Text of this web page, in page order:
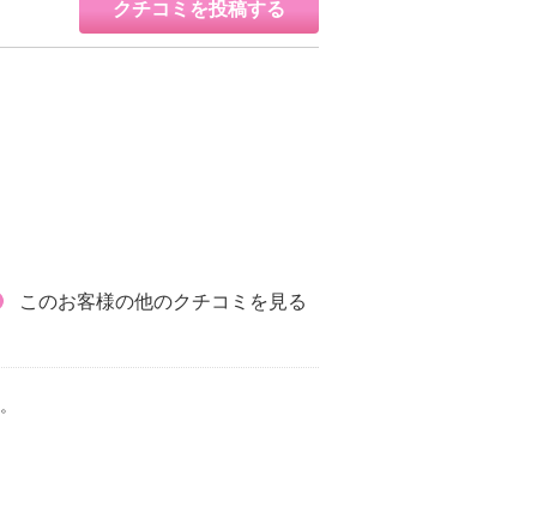
クチコミを投稿する
このお客様の他のクチコミを見る